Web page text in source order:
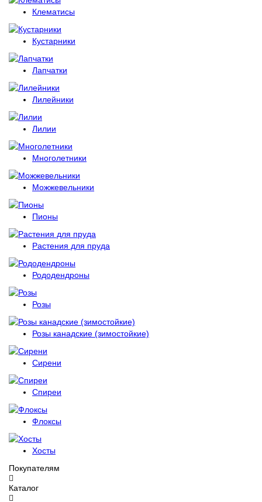
Клематисы
Кустарники
Лапчатки
Лилейники
Лилии
Многолетники
Можжевельники
Пионы
Растения для пруда
Рододендроны
Розы
Розы канадские (зимостойкие)
Сирени
Спиреи
Флоксы
Хосты
Покупателям
Каталог